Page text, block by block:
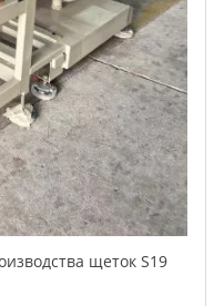
щеток S19